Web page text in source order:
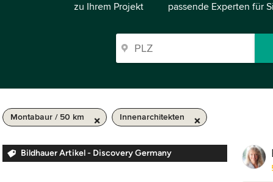
zu Ihrem Projekt
passende Experten für
Montabaur / 50 km Innenarchitekten
Bildhauer Artikel - Discovery Germany